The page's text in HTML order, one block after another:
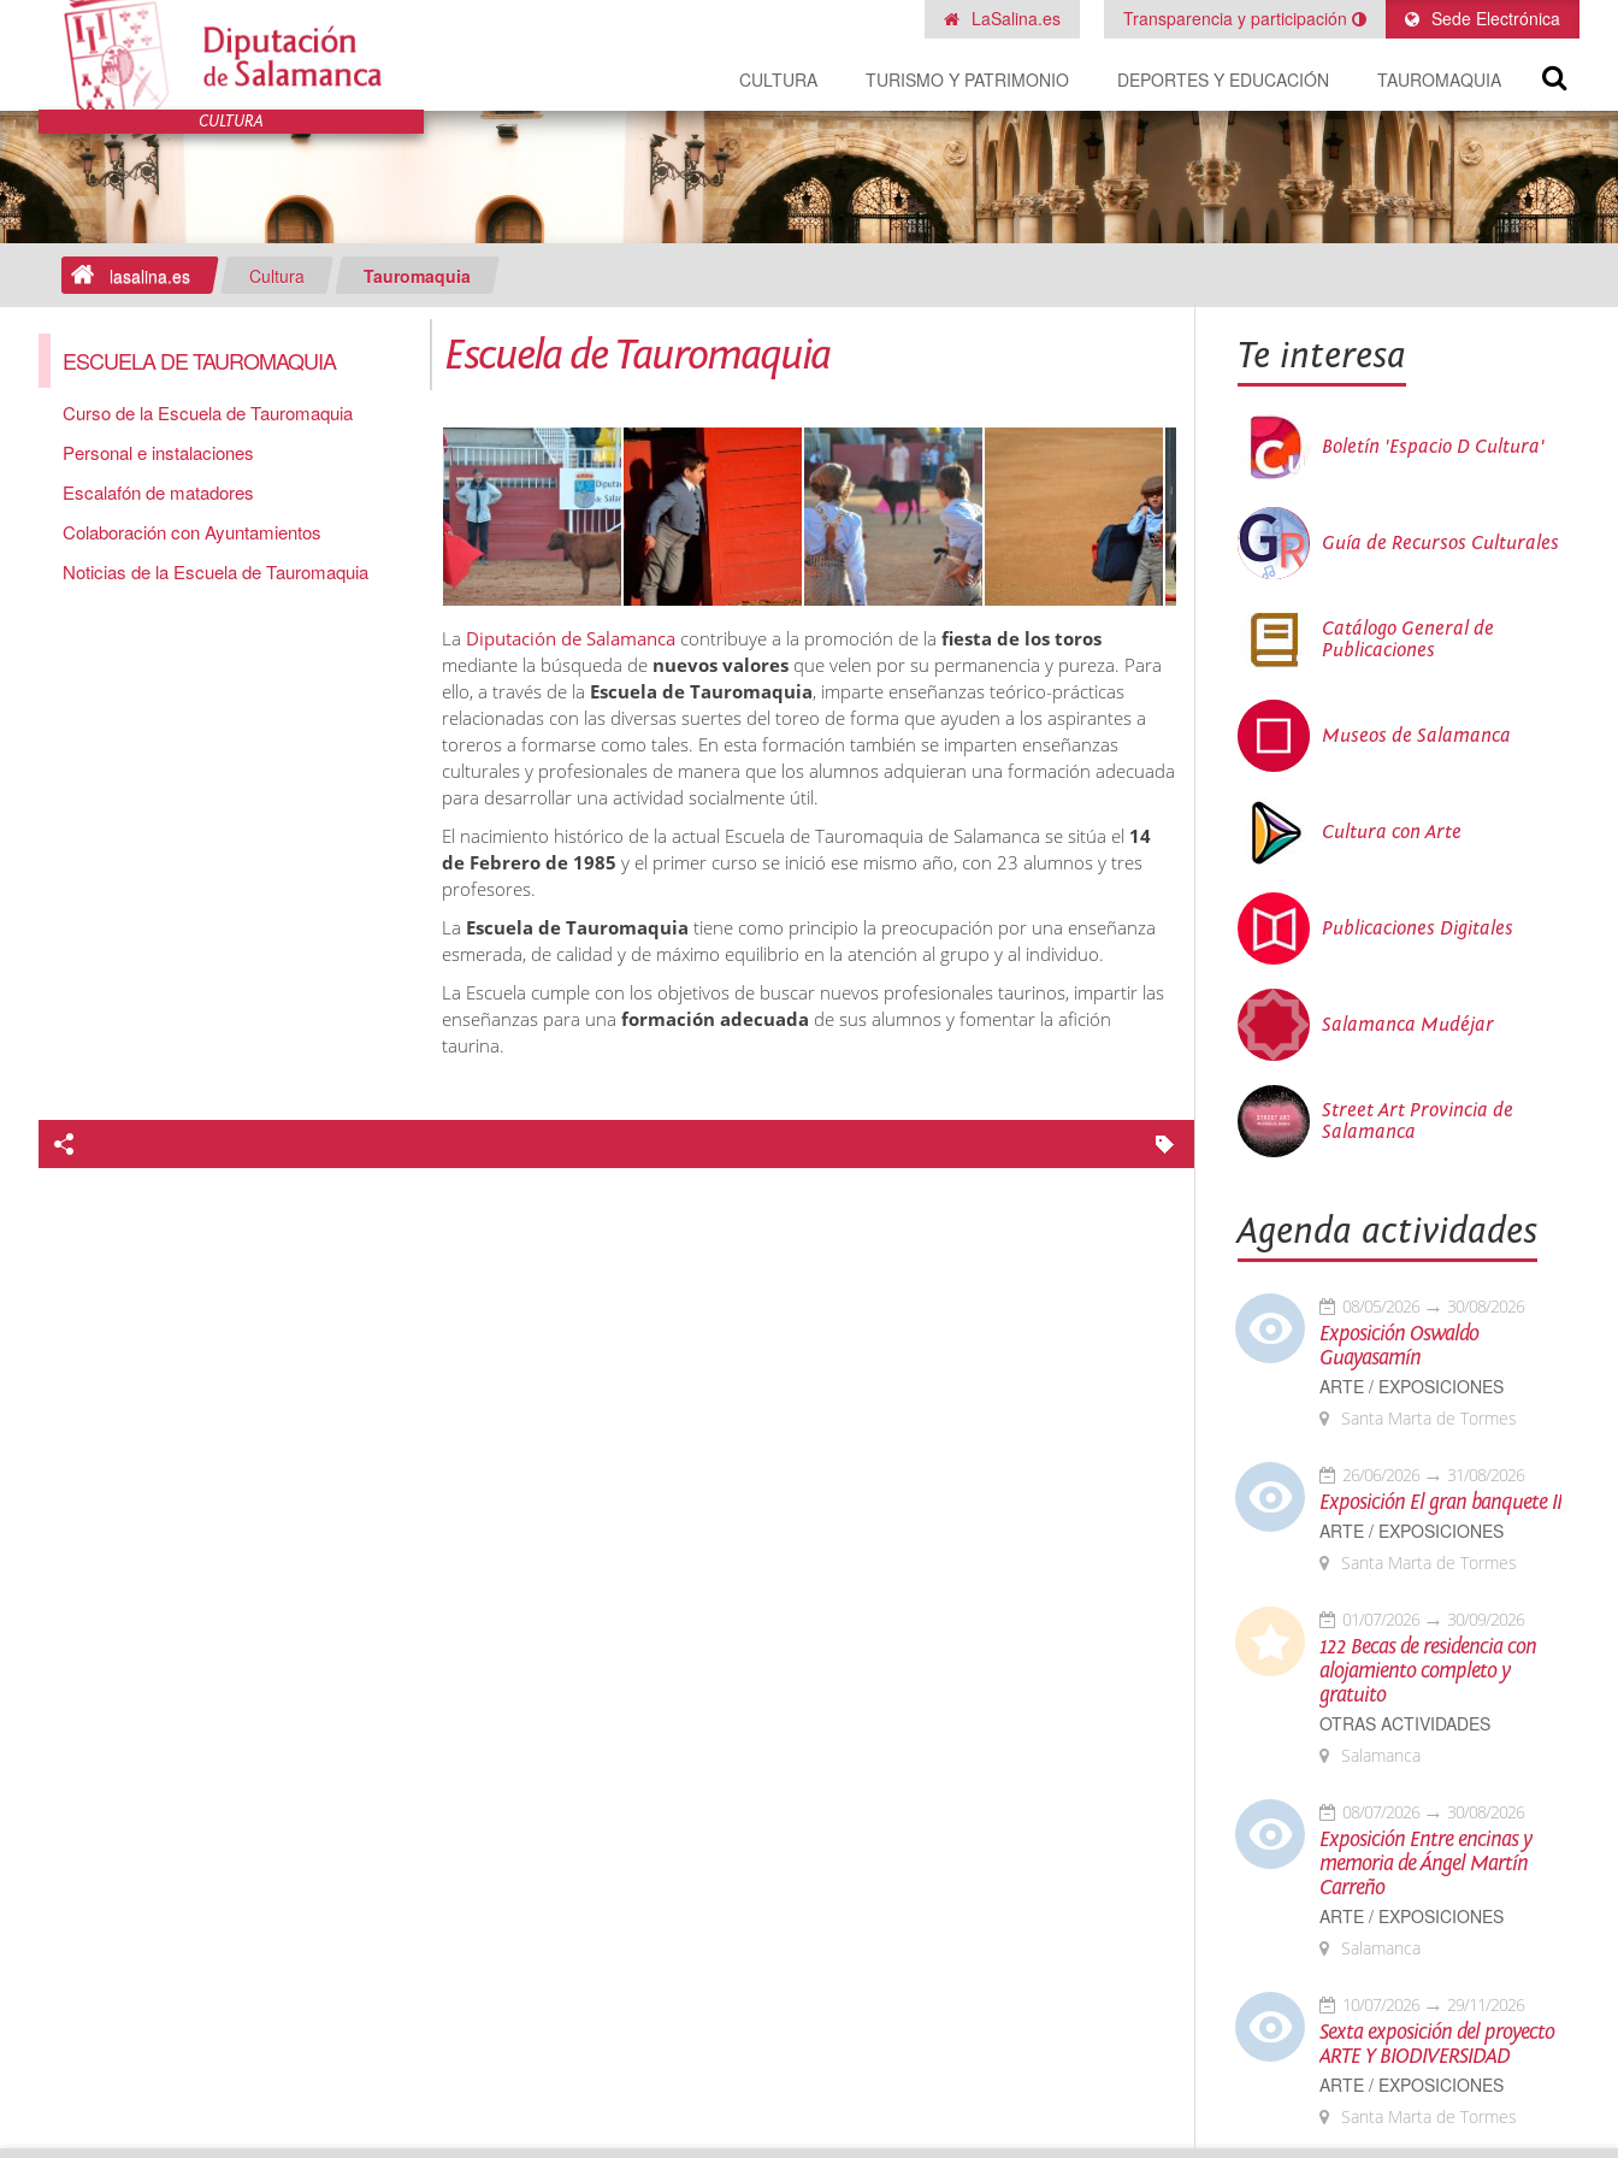
Sede Electrónica
Transparencia y participación
LaSalina.es
CULTURA TURISMO Y PATRIMONIO DEPORTES Y EDUCACIÓN TAUROMAQUIA
lasalina.es Cultura Tauromaquia
ESCUELA DE TAUROMAQUIA
Curso de la Escuela de Tauromaquia
Personal e instalaciones
Escalafón de matadores
Colaboración con Ayuntamientos
Noticias de la Escuela de Tauromaquia
Escuela de Tauromaquia
La Diputación de Salamancacontribuye a la promoción de la fiesta de los toros
mediante la búsqueda de nuevos valoresque velen por su permanencia y pureza. Para
ello, a través de la Escuela de Tauromaquia, imparte enseñanzas teórico-prácticas
relacionadas con las diversas suertes del toreo de forma que ayuden a los aspirantes a
toreros a formarse como tales. En esta formación también se imparten enseñanzas
culturales y profesionales de manera que los alumnos adquieran una formación adecuada
para desarrollar una actividad socialmente útil.
El nacimiento histórico de la actual Escuela de Tauromaquia de Salamanca se sitúa el 14
de Febrero de 1985 y el primer curso se inició ese mismo año, con 23 alumnos y tres
profesores.
La Escuela de Tauromaquia tiene como principio la preocupación por una enseñanza
esmerada, de calidad y de máximo equilibrio en la atención al grupo y al individuo.
La Escuela cumple con los objetivos de buscar nuevos profesionales taurinos, impartir las
enseñanzas para una formación adecuada de sus alumnos y fomentar la afición
taurina.
Te interesa
Boletín 'Espacio D Cultura'
Guía de Recursos Culturales
Catálogo General de
Publicaciones
Museos de Salamanca
Cultura con Arte
Publicaciones Digitales
Salamanca Mudéjar
Street Art Provincia de
Salamanca
Agenda actividades
08/05/2026 30/08/2026
Exposición Oswaldo
Guayasamín
ARTE / EXPOSICIONES
Santa Marta de Tormes
26/06/2026 31/08/2026
Exposición El gran banquete II
ARTE / EXPOSICIONES
Santa Marta de Tormes
01/07/2026 30/09/2026
122 Becas de residencia con
alojamiento completo y
gratuito
OTRAS ACTIVIDADES
Salamanca
08/07/2026 30/08/2026
Exposición Entre encinas y
memoria de Ángel Martín
Carreño
ARTE / EXPOSICIONES
Salamanca
10/07/2026 29/11/2026
Sexta exposición del proyecto
ARTE Y BIODIVERSIDAD
ARTE / EXPOSICIONES
Santa Marta de Tormes